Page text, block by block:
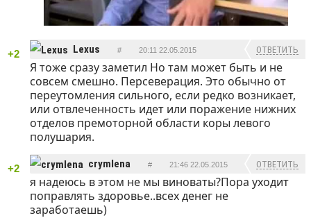
+2 Lexus # 20:11 22.05.2015 ОТВЕТИТЬ
Я тоже сразу заметил Но там может быть и не
совсем смешно. Персеверация. Это обычно от
переутомления сильного, если редко возникает,
или отвлеченность идет или поражение нижних
отделов премоторной области коры левого
полушария.
+2 crymlena # 21:46 22.05.2015 ОТВЕТИТЬ
я надеюсь в этом не мы виноваты?Пора уходит
поправлять здоровье..всех денег не
заработаешь)